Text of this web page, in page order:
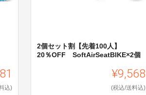
込)
2個セット割【先着100人】
20％OFF SoftAirSeatBIKE×2個
¥9,568
(税込/送料込)